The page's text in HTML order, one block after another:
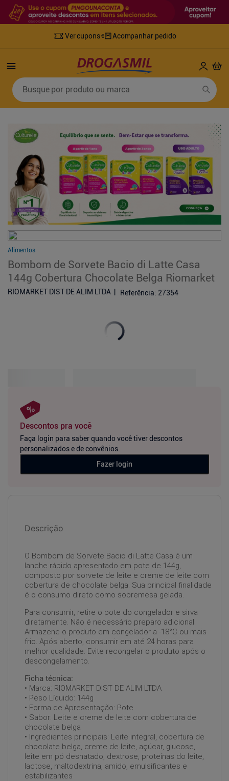
Ver cupons Acompanhar pedido
Busque por produto ou marca
Alimentos
Bombom de Sorvete Bacio di Latte Casa
144g Cobertura Chocolate Belga Riomarket
RIOMARKET DIST DE ALIM LTDA Referência: 27354
Descontos pra você
Faça login para saber quando você tiver descontos
personalizados e de convênios.
Fazer login
Descrição
O Bombom de Sorvete Bacio di Latte Casa é um
lanche rápido apresentado em pote de 144g,
composto por sorvete de leite e creme de leite com
cobertura de chocolate belga. Sua principal finalidade
é o consumo direto como sobremesa gelada.
Para consumir, retire o pote do congelador e sirva
diretamente. Não é necessário preparo adicional.
Armazene o produto em congelador a -18°C ou mais
frio. Após aberto, consumir em até 24 horas para
melhor qualidade. Evite recongelar o produto após o
descongelamento.
Ficha técnica:
• Marca: RIOMARKET DIST DE ALIM LTDA
• Peso Líquido: 144g
• Forma de Apresentação: Pote
• Sabor: Leite e creme de leite com cobertura de
chocolate belga
• Ingredientes principais: Leite integral, cobertura de
chocolate belga, creme de leite, açúcar, glucose,
leite em pó desnatado, dextrose, proteínas do leite,
lactose, maltodextrina, amido, emulsificantes e
estabilizantes
Termos mais buscados
3º
retinol
mounjaro
5º fralda geriatrica
8
º
tylenol
fralda xg
10º shampoo